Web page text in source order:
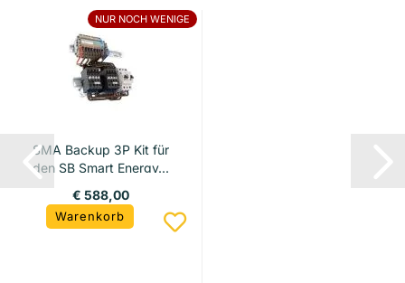
NUR NOCH WENIGE
SMA Backup 3P Kit für
den SB Smart Energy...
€ 588,00
Warenkorb